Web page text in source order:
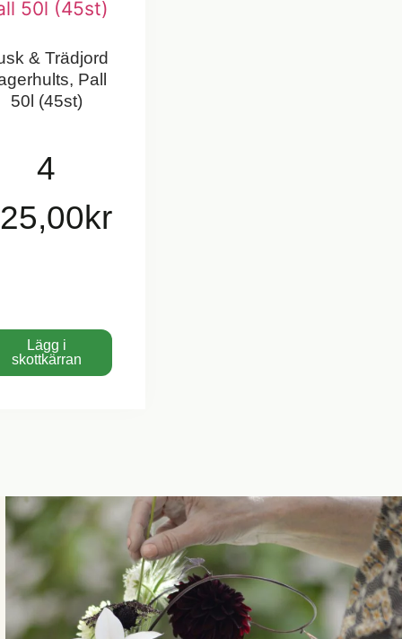
& Trädjord
Pall
50l (45st)
4
kr
Lägg i
skottkärran